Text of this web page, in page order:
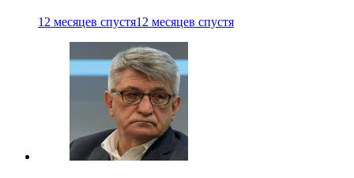
12 месяцев спустя12 месяцев спустя